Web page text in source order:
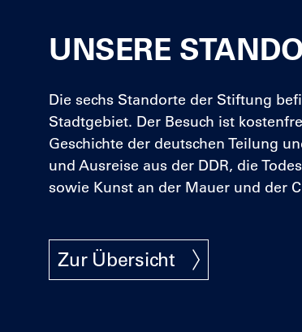
UNSERE
Die sechs Standorte der Stiftung
Stadtgebiet. Der Besuch ist
Geschichte der deutschen Teilung
und Ausreise aus der DDR, die
sowie Kunst an der Mauer und der
Zur Übersicht